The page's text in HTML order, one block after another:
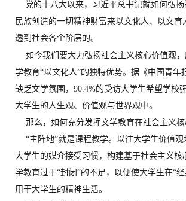
党的十八大以来，习近平总书记就如何弘
民族创造的一切精神财富来以文化人、以文育
透到社会各个阶层的。
如今我们要大力弘扬社会主义核心价值观
学教育“以文化人”的独特优势。据《中国青年
缺乏文学氛围， 90.4%的受访大学生希望学校
大学生的人生观、价值观与世界观中。
那么，如何充分发挥文学教育在社会主义
“主阵地”就是课程教学。以往大学生价值
大学生的媒介接受习惯，构建基于社会主义
学教育过于“封闭 ”的不足，以便使大学生在“
用于大学生的精神生活。